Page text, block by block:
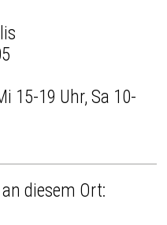
15-19 Uhr, Sa 10-
diesem Ort: